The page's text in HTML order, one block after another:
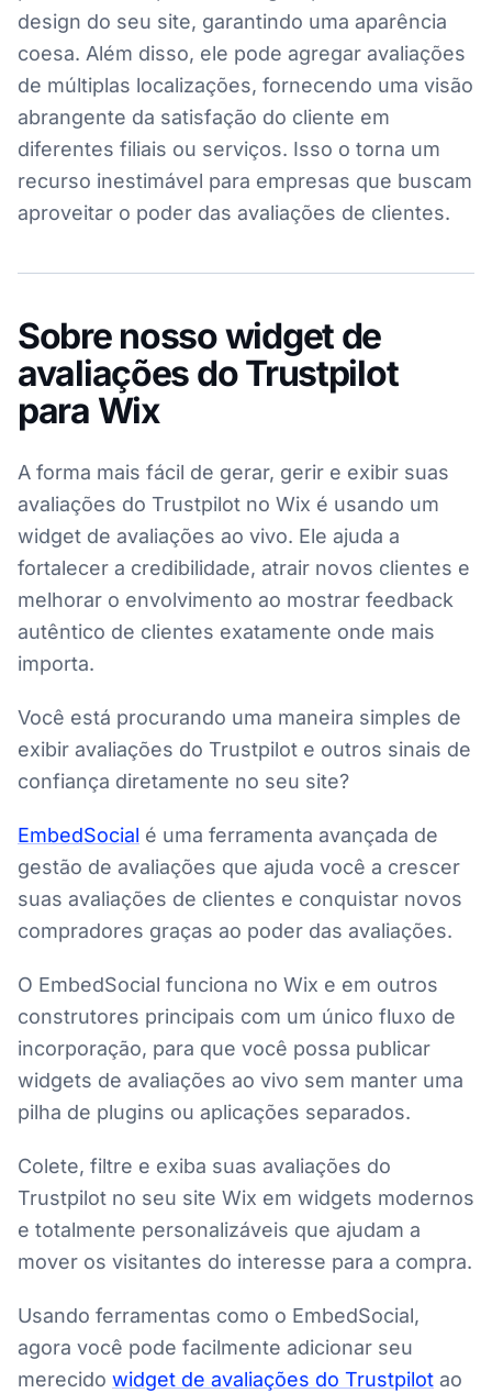
design do seu site, garantindo uma aparência
coesa. Além disso, ele pode agregar avaliações
de múltiplas localizações, fornecendo uma visão
abrangente da satisfação do cliente em
diferentes filiais ou serviços. Isso o torna um
recurso inestimável para empresas que buscam
aproveitar o poder das avaliações de clientes.
Sobre nosso widget de
avaliações do Trustpilot
para Wix
A forma mais fácil de gerar, gerir e exibir suas
avaliações do Trustpilot no Wix é usando um
widget de avaliações ao vivo. Ele ajuda a
fortalecer a credibilidade, atrair novos clientes e
melhorar o envolvimento ao mostrar feedback
autêntico de clientes exatamente onde mais
importa.
Você está procurando uma maneira simples de
exibir avaliações do Trustpilot e outros sinais de
confiança diretamente no seu site?
EmbedSocial é uma ferramenta avançada de
gestão de avaliações que ajuda você a crescer
suas avaliações de clientes e conquistar novos
compradores graças ao poder das avaliações.
O EmbedSocial funciona no Wix e em outros
construtores principais com um único fluxo de
incorporação, para que você possa publicar
widgets de avaliações ao vivo sem manter uma
pilha de plugins ou aplicações separados.
Colete, filtre e exiba suas avaliações do
Trustpilot no seu site Wix em widgets modernos
e totalmente personalizáveis que ajudam a
mover os visitantes do interesse para a compra.
Usando ferramentas como o EmbedSocial,
agora você pode facilmente adicionar seu
merecido widget de avaliações do Trustpilot ao